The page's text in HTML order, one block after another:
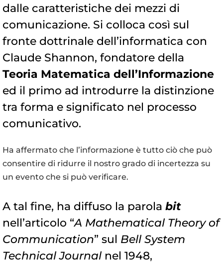
dalle caratteristiche dei mezzi di
comunicazione. Si colloca così sul
fronte dottrinale dell’informatica con
Claude Shannon, fondatore della
Teoria Matematica dell’Informazione
ed il primo ad introdurre la distinzione
tra forma e significato nel processo
comunicativo.
Ha affermato che l’informazione è tutto ciò che può
consentire di ridurre il nostro grado di incertezza su
un evento che si può verificare.
A tal fine, ha diffuso la parola bit
nell’articolo “A Mathematical Theory of
Communication” sul Bell System
Technical Journal nel 1948,